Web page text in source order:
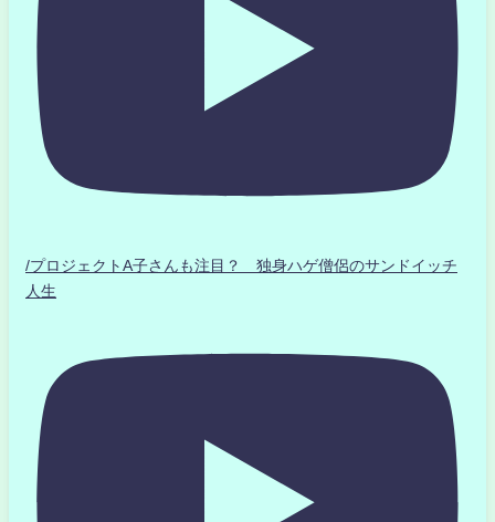
/プロジェクトA子さんも注目？ 独身ハゲ僧侶のサンドイッチ
人生